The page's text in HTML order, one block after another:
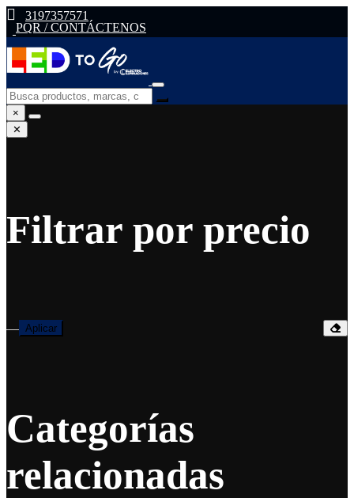
3197357571
PQR / CONTÁCTENOS
×
✕
Filtrar por precio
— Aplicar
Categorías
relacionadas